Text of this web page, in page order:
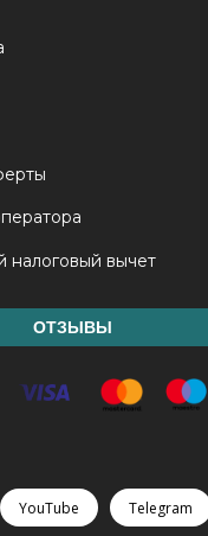
налоговый вычет
ОТЗЫВЫ
YouTube Telegram